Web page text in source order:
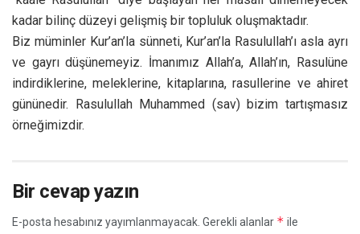
kadar bilinç düzeyi gelişmiş bir topluluk oluşmaktadır.
Biz müminler Kur’an’la sünneti, Kur’an’la Rasulullah’ı asla ayrı
ve gayrı düşünemeyiz. İmanımız Allah’a, Allah’ın, Rasulüne
indirdiklerine, meleklerine, kitaplarına, rasullerine ve ahiret
gününedir. Rasulullah Muhammed (sav) bizim tartışmasız
örneğimizdir.
Bir cevap yazın
E-posta hesabınız yayımlanmayacak. Gerekli alanlar * ile